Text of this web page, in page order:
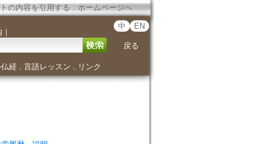
の内容を引用する ． ホームページへ
｜
中 EN
戻る
経． 言語レッスン ． リンク